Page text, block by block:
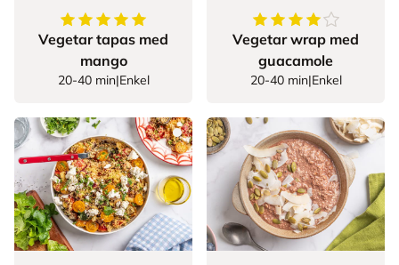
5av5stjerner
Vegetar tapas med
mango
20-40 min|Enkel
4.428571428571429
Vegetar wrap med
guacamole
20-40 min|Enkel